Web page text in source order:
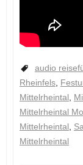
audio
Rheinfels,
Mittelrheintal
Mittelrheintal
Mittelrheintal
Mittelrheintal